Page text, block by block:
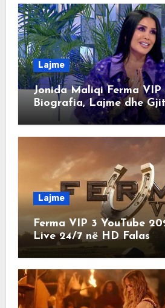
Lajme
Jonida Maliqi Ferma
Biografia, Lajme dhe
Lajme
Ferma VIP 3 YouTube
Live 24/7 në HD Falas